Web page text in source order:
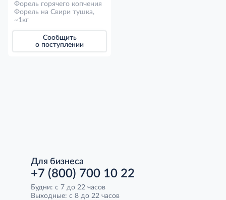
Форель горячего копчения
Форель на Свири тушка,
~1кг
Сообщить
о поступлении
Для бизнеса
+7 (800) 700 10 22
Будни: с 7 до 22 часов
Выходные: с 8 до 22 часов